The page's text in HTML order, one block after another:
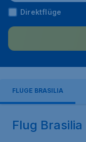
Direktflüge
FLÜGE BRASILIA
Flug Brasilia